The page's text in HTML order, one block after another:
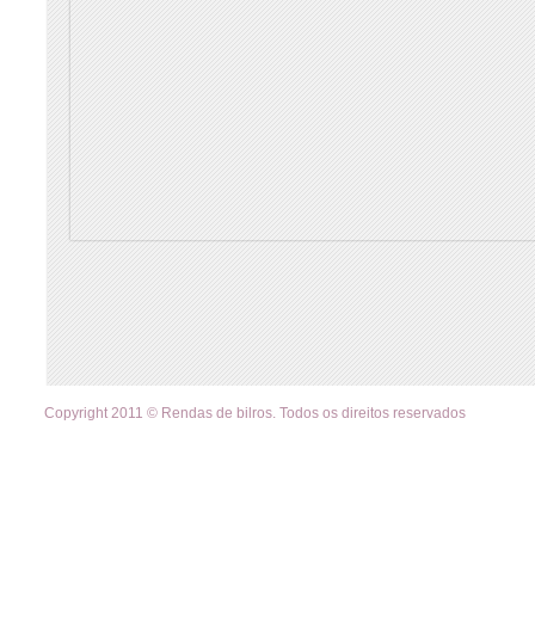
Copyright 2011 © Rendas de bilros. Todos os direitos reservados